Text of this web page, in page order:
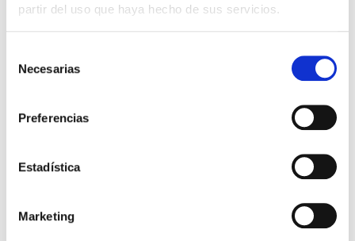
partir del uso que haya hecho de sus servicios.
Necesarias
Preferencias
Estadística
Marketing